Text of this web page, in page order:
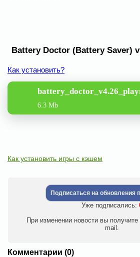
Battery Doctor (Battery Saver)
Как установить?
6.3 Mb
Как установить игры с кэшем
Подписаться на обновления
Уже подписались:
При изменении новости вы
mail.
Комментарии (0)